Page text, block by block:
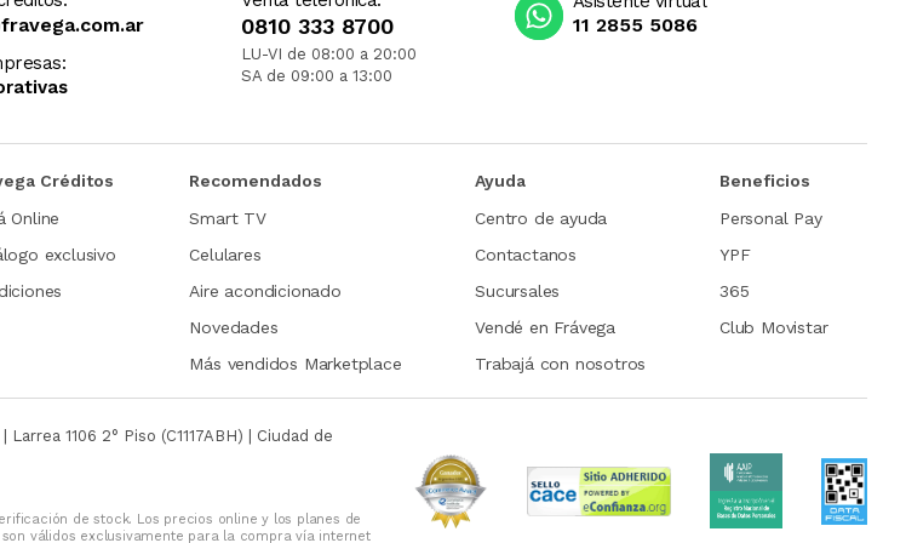
0810 333 8700
LU-VI de 08:00 a 20:00
SA de 09:00 a 13:00
11 2855 5086
Créditos
Online
exclusivo
Recomendados
Smart TV
Celulares
Aire acondicionado
Novedades
Más vendidos Marketplace
Ayuda
Centro de ayuda
Contactanos
Sucursales
Vendé en Frávega
Trabajá con nosotros
Beneficios
Personal Pay
YPF
365
Club Movistar
Larrea 1106 2° Piso (C1117ABH) | Ciudad de
de stock. Los precios online y los planes de
válidos exclusivamente para la compra vía internet